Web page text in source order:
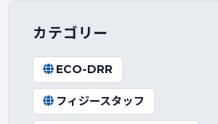
カテゴリー
ECO-DRR
フィジースタッフ